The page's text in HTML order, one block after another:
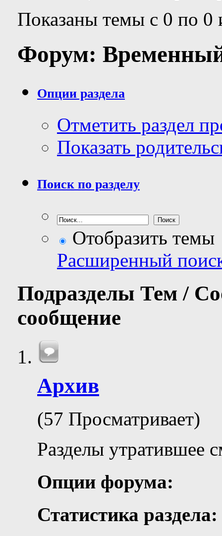
Показаны темы с 0 по 0
Форум:
Опции раздела
Отметить раздел
Показать
Поиск по разделу
Отобразить темы
Расширенный
Подразделы Тем /
сообщение
Архив
(57 Просматривает)
Разделы утратившее
Опции форума:
Статистика раздела: